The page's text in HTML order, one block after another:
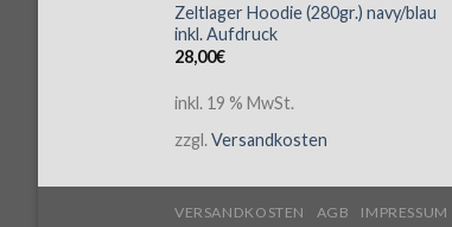
Zeltlager Hoodie (280gr.) navy/blau
inkl. Aufdruck
28,00€
inkl. 19 % MwSt.
zzgl. Versandkosten
VERSANDKOSTEN AGB IMPRESSUM